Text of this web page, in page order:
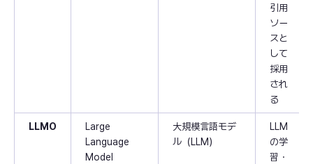
引用
ソー
スと
して
採用
され
る
LLMO
Large
Language
Model
大規模言語モデ
ル（LLM）
LLM
の学
習・